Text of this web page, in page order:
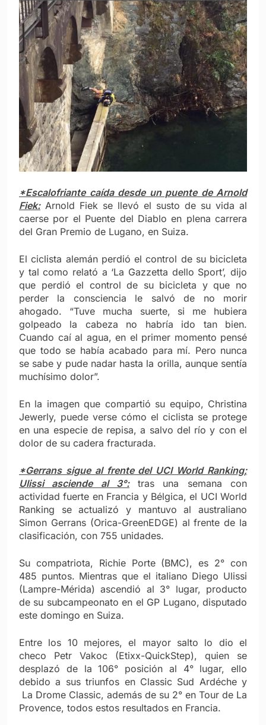
*Escalofriante caída desde un puente de Arnold
Fiek:Arnold Fiek se llevó el susto de su vida al
caerse por el Puente del Diablo en plena carrera
del Gran Premio de Lugano, en Suiza.
El ciclista alemán perdió el control de su bicicleta
y tal como relató a ‘La Gazzetta dello Sport’, dijo
que perdió el control de su bicicleta y que no
perder la consciencia le salvó de no morir
ahogado. “Tuve mucha suerte, si me hubiera
golpeado la cabeza no habría ido tan bien.
Cuando caí al agua, en el primer momento pensé
que todo se había acabado para mí. Pero nunca
se sabe y pude nadar hasta la orilla, aunque sentía
muchísimo dolor”.
En la imagen que compartió su equipo, Christina
Jewerly, puede verse cómo el ciclista se protege
en una especie de repisa, a salvo del río y con el
dolor de su cadera fracturada.
*Gerrans sigue al frente del UCI World Ranking;
Ulissi asciende al 3°:tras una semana con
actividad fuerte en Francia y Bélgica, el UCI World
Ranking se actualizó y mantuvo al australiano
Simon Gerrans (Orica-GreenEDGE) al frente de la
clasificación, con 755 unidades.
Su compatriota, Richie Porte (BMC), es 2° con
485 puntos. Mientras que el italiano Diego Ulissi
(Lampre-Mérida) ascendió al 3° lugar, producto
de su subcampeonato en el GP Lugano, disputado
este domingo en Suiza.
Entre los 10 mejores, el mayor salto lo dio el
checo Petr Vakoc (Etixx-QuickStep), quien se
desplazó de la 106° posición al 4° lugar, ello
debido a sus triunfos en Classic Sud Ardéche y
La Drome Classic, además de su 2° en Tour de La
Provence, todos estos resultados en Francia.